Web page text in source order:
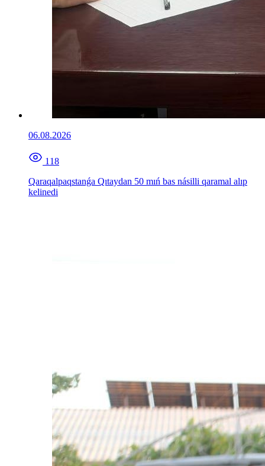
06.08.2026
118
Qaraqalpaqstanǵa Qıtaydan 50 mıń bas násilli qaramal alıp
kelinedi